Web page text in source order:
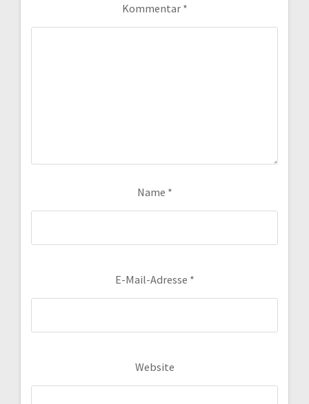
Kommentar *
Name *
E-Mail-Adresse *
Website